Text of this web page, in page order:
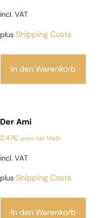
incl. VAT
plus Shipping Costs
In den Warenkorb
Der Ami
2.47€ preis inkl. MwSt
incl. VAT
plus Shipping Costs
In den Warenkorb